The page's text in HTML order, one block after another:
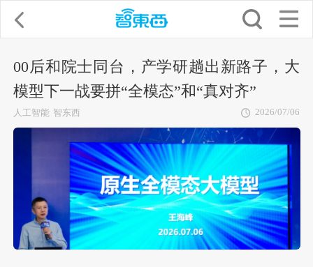
00后和院士同台，产学研趟出新路子，大
模型下一战要拼“全模态”和“真对齐”
人工智能 智东西 2026/07/06